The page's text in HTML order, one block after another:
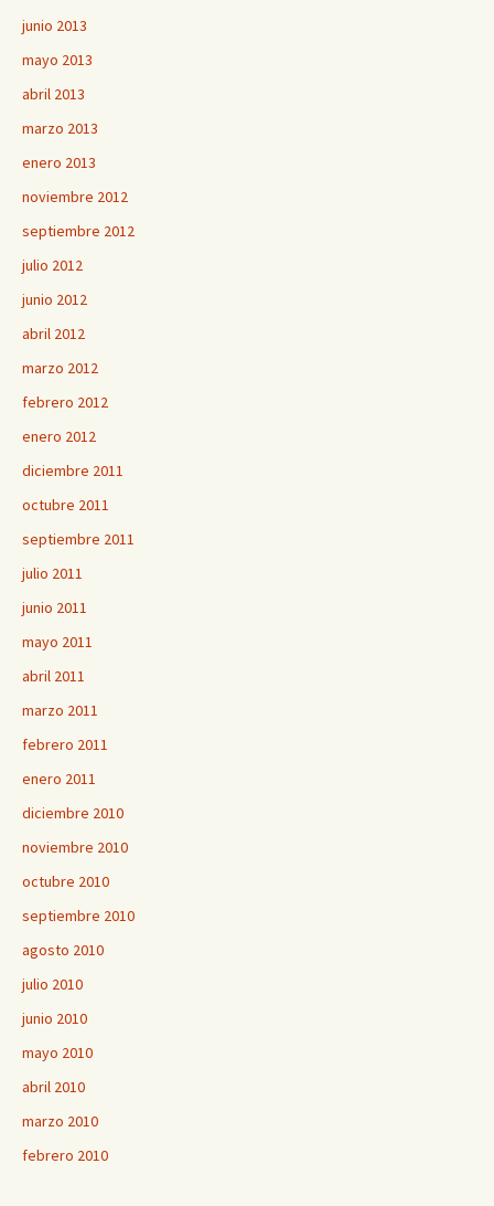
junio 2013
mayo 2013
abril 2013
marzo 2013
enero 2013
noviembre 2012
septiembre 2012
julio 2012
junio 2012
abril 2012
marzo 2012
febrero 2012
enero 2012
diciembre 2011
octubre 2011
septiembre 2011
julio 2011
junio 2011
mayo 2011
abril 2011
marzo 2011
febrero 2011
enero 2011
diciembre 2010
noviembre 2010
octubre 2010
septiembre 2010
agosto 2010
julio 2010
junio 2010
mayo 2010
abril 2010
marzo 2010
febrero 2010